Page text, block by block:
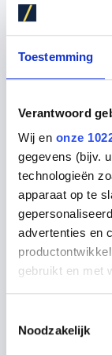
Toestemming
Verantwoord
Wij en onze
gegevens (bijv.
technologieën
apparaat op te
advertenties en
gebruikt en met
Informatie
Noodzakelijk